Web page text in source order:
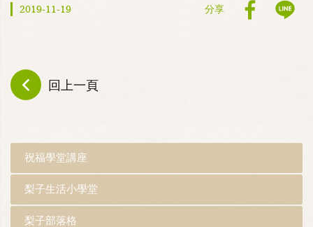
2019-11-19 分享
回上一頁
祝福學堂講座
梨子生活小學堂
梨子部落格